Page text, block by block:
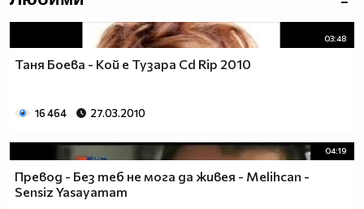
03:48
Таня Боева - Кой е Тузара Cd Rip 2010
16 464 27.03.2010
04:19
Превод - Без теб не мога да живея - Melihcan -
Sensiz Yasayamam